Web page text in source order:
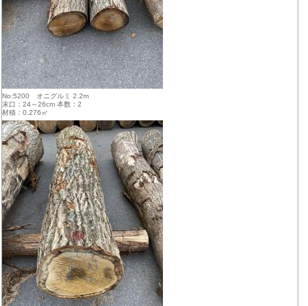
No:5200 オニグルミ 2.2m
末口：24～26cm 本数：2
材積：0.276㎥